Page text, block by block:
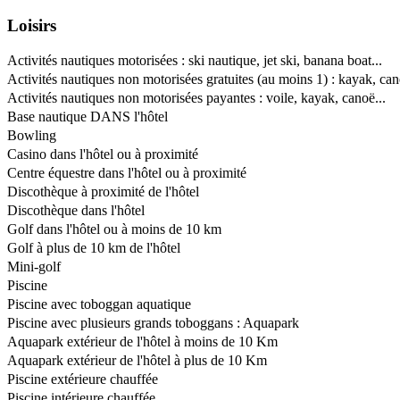
Loisirs
Activités nautiques motorisées : ski nautique, jet ski, banana boat...
Activités nautiques non motorisées gratuites (au moins 1) : kayak,
Activités nautiques non motorisées payantes : voile, kayak, canoë...
Base nautique DANS l'hôtel
Bowling
Casino dans l'hôtel ou à proximité
Centre équestre dans l'hôtel ou à proximité
Discothèque à proximité de l'hôtel
Discothèque dans l'hôtel
Golf dans l'hôtel ou à moins de 10 km
Golf à plus de 10 km de l'hôtel
Mini-golf
Piscine
Piscine avec toboggan aquatique
Piscine avec plusieurs grands toboggans : Aquapark
Aquapark extérieur de l'hôtel à moins de 10 Km
Aquapark extérieur de l'hôtel à plus de 10 Km
Piscine extérieure chauffée